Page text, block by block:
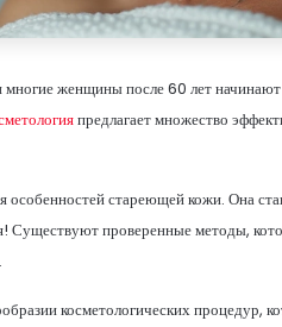
женщины после 60 лет
предлагает множество
стареющей кожи. Она
Существуют проверенные методы,
косметологических процедур,